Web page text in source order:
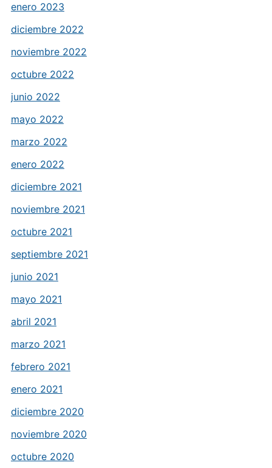
enero 2023
diciembre 2022
noviembre 2022
octubre 2022
junio 2022
mayo 2022
marzo 2022
enero 2022
diciembre 2021
noviembre 2021
octubre 2021
septiembre 2021
junio 2021
mayo 2021
abril 2021
marzo 2021
febrero 2021
enero 2021
diciembre 2020
noviembre 2020
octubre 2020